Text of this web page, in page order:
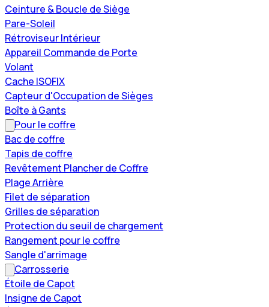
Ceinture & Boucle de Siège
Pare-Soleil
Rétroviseur Intérieur
Appareil Commande de Porte
Volant
Cache ISOFIX
Capteur d'Occupation de Sièges
Boîte à Gants
Pour le coffre
Bac de coffre
Tapis de coffre
Revêtement Plancher de Coffre
Plage Arrière
Filet de séparation
Grilles de séparation
Protection du seuil de chargement
Rangement pour le coffre
Sangle d'arrimage
Carrosserie
Étoile de Capot
Insigne de Capot